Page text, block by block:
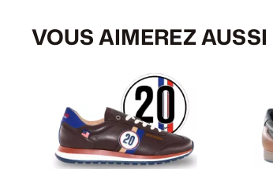
VOUS AIMEREZ AUSSI